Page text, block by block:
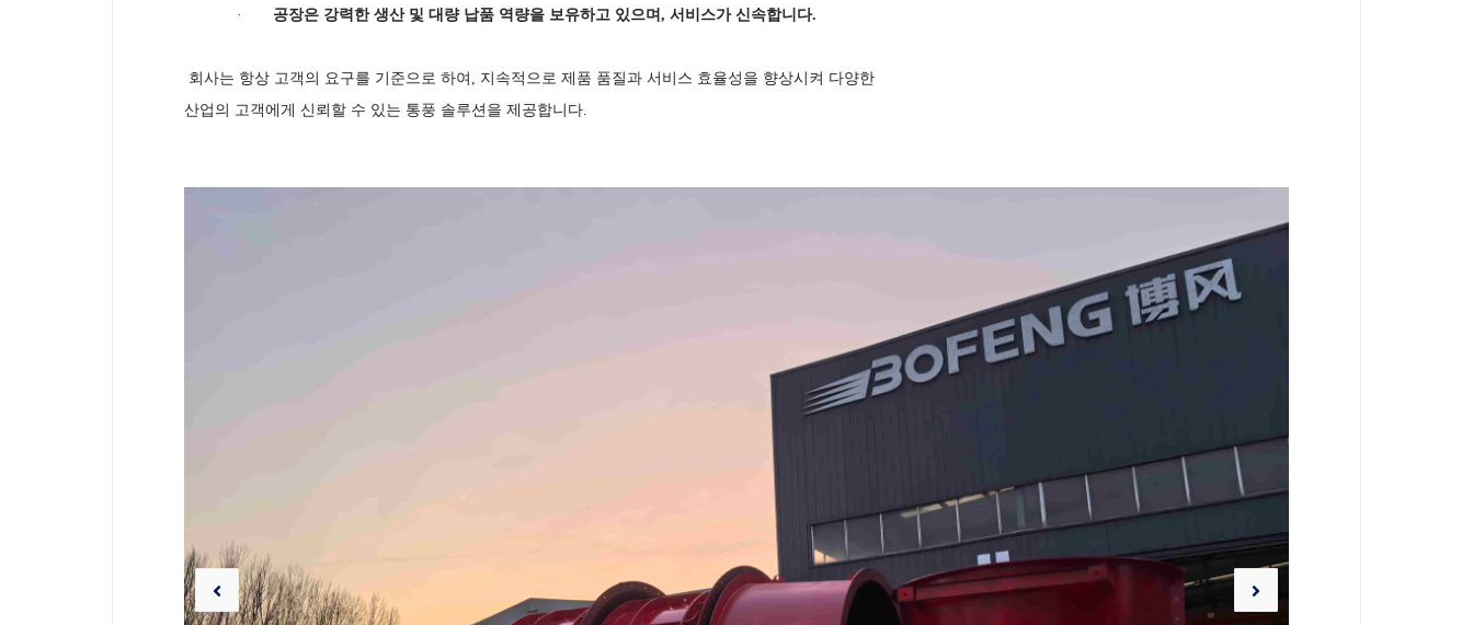
·
공장은 강력한 생산 및 대량 납품 역량을 보유하고 있으며, 서비스가 신속합니다.
회사는 항상 고객의 요구를 기준으로 하여, 지속적으로 제품 품질과 서비스 효율성을 향상시켜 다양한
산업의 고객에게 신뢰할 수 있는 통풍 솔루션을 제공합니다.